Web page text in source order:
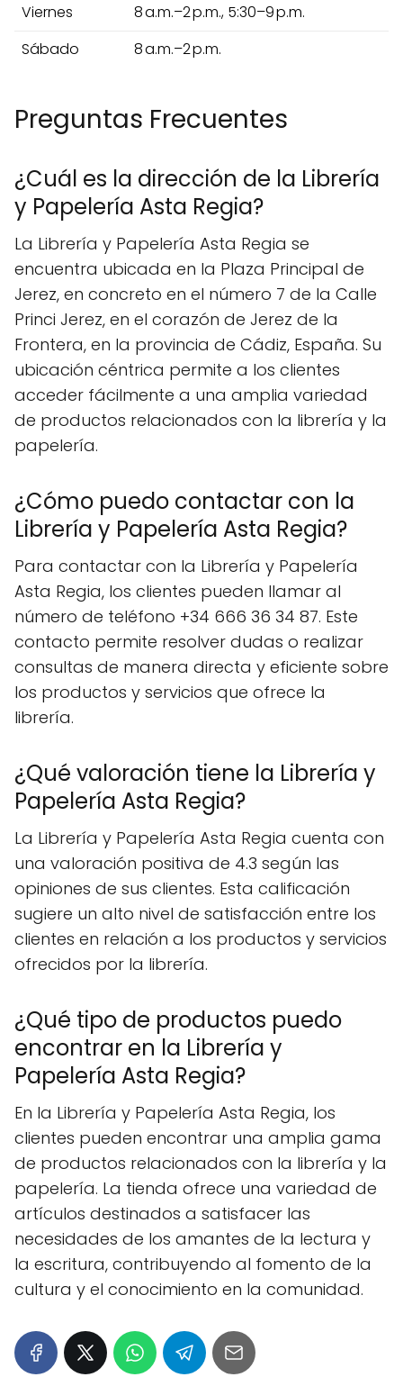
Viernes
8 a.m.–2 p.m., 5:30–9 p.m.
Sábado
8 a.m.–2 p.m.
Preguntas Frecuentes
¿Cuál es la dirección de la Librería
y Papelería Asta Regia?
La Librería y Papelería Asta Regia se
encuentra ubicada en la Plaza Principal de
Jerez, en concreto en el número 7 de la Calle
Princi Jerez, en el corazón de Jerez de la
Frontera, en la provincia de Cádiz, España. Su
ubicación céntrica permite a los clientes
acceder fácilmente a una amplia variedad
de productos relacionados con la librería y la
papelería.
¿Cómo puedo contactar con la
Librería y Papelería Asta Regia?
Para contactar con la Librería y Papelería
Asta Regia, los clientes pueden llamar al
número de teléfono +34 666 36 34 87. Este
contacto permite resolver dudas o realizar
consultas de manera directa y eficiente sobre
los productos y servicios que ofrece la
librería.
¿Qué valoración tiene la Librería y
Papelería Asta Regia?
La Librería y Papelería Asta Regia cuenta con
una valoración positiva de 4.3 según las
opiniones de sus clientes. Esta calificación
sugiere un alto nivel de satisfacción entre los
clientes en relación a los productos y servicios
ofrecidos por la librería.
¿Qué tipo de productos puedo
encontrar en la Librería y
Papelería Asta Regia?
En la Librería y Papelería Asta Regia, los
clientes pueden encontrar una amplia gama
de productos relacionados con la librería y la
papelería. La tienda ofrece una variedad de
artículos destinados a satisfacer las
necesidades de los amantes de la lectura y
la escritura, contribuyendo al fomento de la
cultura y el conocimiento en la comunidad.